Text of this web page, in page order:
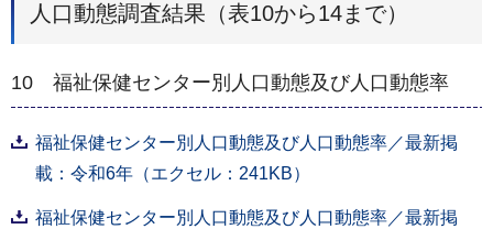
人口動態調査結果（表10から14まで）
10 福祉保健センター別人口動態及び人口動態率
福祉保健センター別人口動態及び人口動態率／最新掲
載：令和6年（エクセル：241KB）
福祉保健センター別人口動態及び人口動態率／最新掲